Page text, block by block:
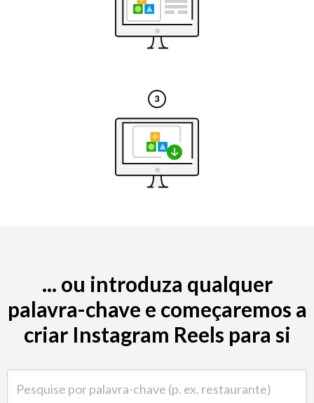
... ou introduza qualquer
palavra-chave e começaremos a
criar Instagram Reels para si